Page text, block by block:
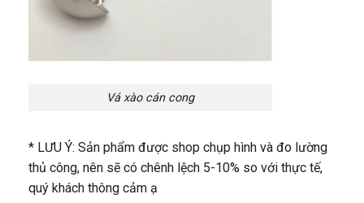
Vá xào cán cong
* LƯU Ý: Sản phẩm được shop chụp hình và đo lường
thủ công, nên sẽ có chênh lệch 5-10% so với thực tế,
quý khách thông cảm ạ